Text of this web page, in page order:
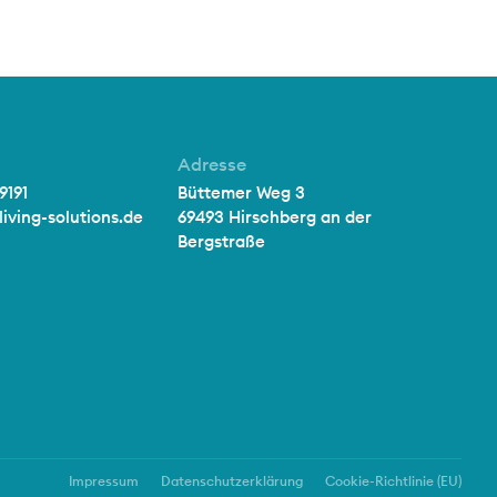
solutions.de
Adresse
Büttemer Weg 3
69493 Hirschberg an der
Bergstraße
Impressum Datenschutzerklärung Cookie-Richtlinie (EU)